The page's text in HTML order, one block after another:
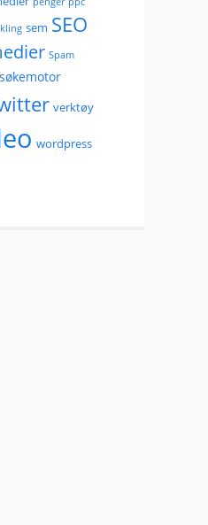
sem SEO
Spam
søkemotor
verktøy
wordpress